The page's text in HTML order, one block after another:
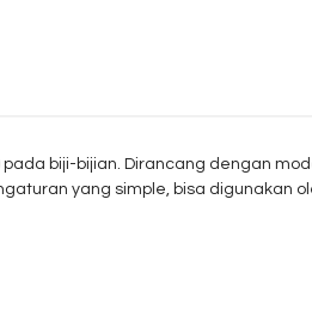
biji-bijian. Dirancang dengan
yang simple, bisa digunakan